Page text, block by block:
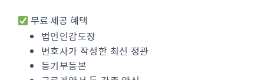
무료 제공 혜택
법인인감도장
변호사가 작성한 최신 정관
등기부등본